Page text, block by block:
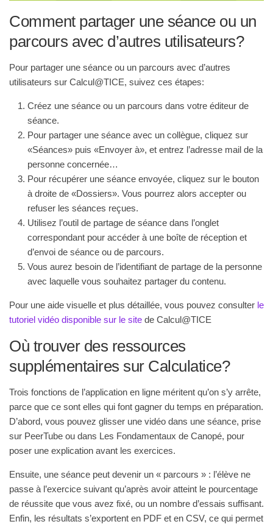
Comment partager une séance ou un
parcours avec d’autres utilisateurs?
Pour partager une séance ou un parcours avec d’autres
utilisateurs sur Calcul@TICE, suivez ces étapes:
Créez une séance ou un parcours dans votre éditeur de
séance.
Pour partager une séance avec un collègue, cliquez sur
«Séances» puis «Envoyer à», et entrez l’adresse mail de la
personne concernée…
Pour récupérer une séance envoyée, cliquez sur le bouton
à droite de «Dossiers». Vous pourrez alors accepter ou
refuser les séances reçues.
Utilisez l’outil de partage de séance dans l’onglet
correspondant pour accéder à une boîte de réception et
d’envoi de séance ou de parcours.
Vous aurez besoin de l’identifiant de partage de la personne
avec laquelle vous souhaitez partager du contenu.
Pour une aide visuelle et plus détaillée, vous pouvez consulter le
tutoriel vidéo disponible sur le site de Calcul@TICE
Où trouver des ressources
supplémentaires sur Calculatice?
Trois fonctions de l’application en ligne méritent qu’on s’y arrête,
parce que ce sont elles qui font gagner du temps en préparation.
D’abord, vous pouvez glisser une vidéo dans une séance, prise
sur PeerTube ou dans Les Fondamentaux de Canopé, pour
poser une explication avant les exercices.
Ensuite, une séance peut devenir un « parcours » : l’élève ne
passe à l’exercice suivant qu’après avoir atteint le pourcentage
de réussite que vous avez fixé, ou un nombre d’essais suffisant.
Enfin, les résultats s’exportent en PDF et en CSV, ce qui permet